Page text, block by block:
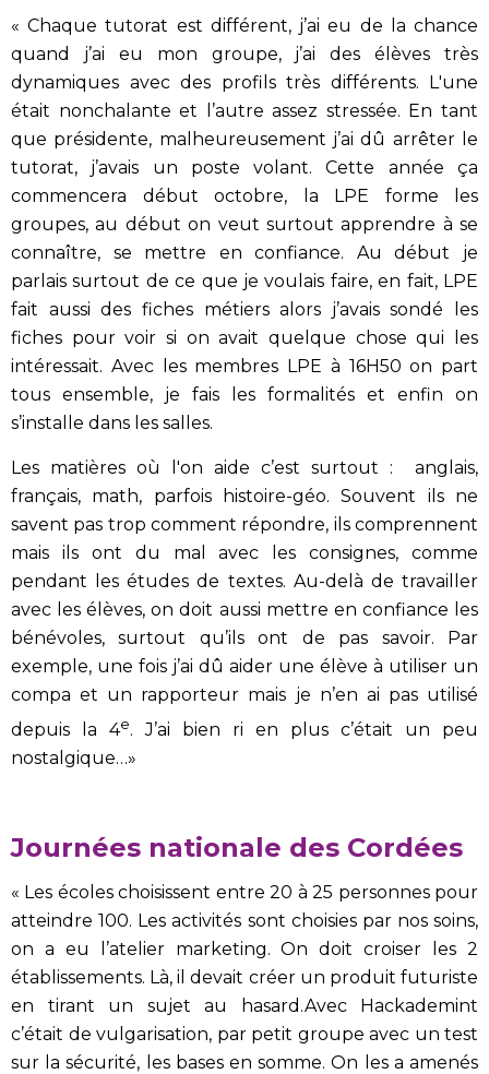
« Chaque tutorat est différent, j’ai eu de la chance
quand j’ai eu mon groupe, j’ai des élèves très
dynamiques avec des profils très différents. L'une
était nonchalante et l’autre assez stressée. En tant
que présidente, malheureusement j’ai dû arrêter le
tutorat, j’avais un poste volant. Cette année ça
commencera début octobre, la LPE forme les
groupes, au début on veut surtout apprendre à se
connaître, se mettre en confiance. Au début je
parlais surtout de ce que je voulais faire, en fait, LPE
fait aussi des fiches métiers alors j’avais sondé les
fiches pour voir si on avait quelque chose qui les
intéressait. Avec les membres LPE à 16H50 on part
tous ensemble, je fais les formalités et enfin on
s’installe dans les salles.
Les matières où l'on aide c’est surtout : anglais,
français, math, parfois histoire-géo. Souvent ils ne
savent pas trop comment répondre, ils comprennent
mais ils ont du mal avec les consignes, comme
pendant les études de textes. Au-delà de travailler
avec les élèves, on doit aussi mettre en confiance les
bénévoles, surtout qu’ils ont de pas savoir. Par
exemple, une fois j’ai dû aider une élève à utiliser un
compa et un rapporteur mais je n’en ai pas utilisé
depuis la 4e. J’ai bien ri en plus c’était un peu
nostalgique…»
Journées nationale des Cordées
« Les écoles choisissent entre 20 à 25 personnes pour
atteindre 100. Les activités sont choisies par nos soins,
on a eu l’atelier marketing. On doit croiser les 2
établissements. Là, il devait créer un produit futuriste
en tirant un sujet au hasard.Avec Hackademint
c’était de vulgarisation, par petit groupe avec un test
sur la sécurité, les bases en somme. On les a amenés